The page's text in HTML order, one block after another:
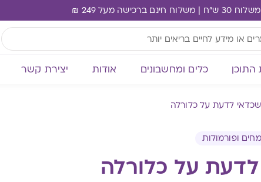
חינם ברכישה מעל 249 ₪
התוכן כלים ומחשבונים אודות יצירת קשר
לדעת על כלורלה
ופורמולות
על כלורלה